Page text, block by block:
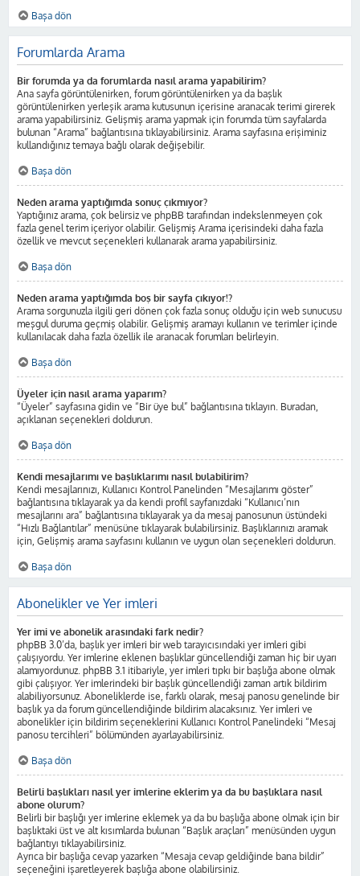
Başa dön
Forumlarda Arama
Bir forumda ya da forumlarda nasıl arama yapabilirim?
Ana sayfa görüntülenirken, forum görüntülenirken ya da başlık
görüntülenirken yerleşik arama kutusunun içerisine aranacak terimi girerek
arama yapabilirsiniz. Gelişmiş arama yapmak için forumda tüm sayfalarda
bulunan “Arama” bağlantısına tıklayabilirsiniz. Arama sayfasına erişiminiz
kullandığınız temaya bağlı olarak değişebilir.
Başa dön
Neden arama yaptığımda sonuç çıkmıyor?
Yaptığınız arama, çok belirsiz ve phpBB tarafından indekslenmeyen çok
fazla genel terim içeriyor olabilir. Gelişmiş Arama içerisindeki daha fazla
özellik ve mevcut seçenekleri kullanarak arama yapabilirsiniz.
Başa dön
Neden arama yaptığımda boş bir sayfa çıkıyor!?
Arama sorgunuzla ilgili geri dönen çok fazla sonuç olduğu için web sunucusu
meşgul duruma geçmiş olabilir. Gelişmiş aramayı kullanın ve terimler içinde
kullanılacak daha fazla özellik ile aranacak forumları belirleyin.
Başa dön
Üyeler için nasıl arama yaparım?
“Üyeler” sayfasına gidin ve “Bir üye bul” bağlantısına tıklayın. Buradan,
açıklanan seçenekleri doldurun.
Başa dön
Kendi mesajlarımı ve başlıklarımı nasıl bulabilirim?
Kendi mesajlarınızı, Kullanıcı Kontrol Panelinden “Mesajlarımı göster”
bağlantısına tıklayarak ya da kendi profil sayfanızdaki “Kullanıcı’nın
mesajlarını ara” bağlantısına tıklayarak ya da mesaj panosunun üstündeki
“Hızlı Bağlantılar” menüsüne tıklayarak bulabilirsiniz. Başlıklarınızı aramak
için, Gelişmiş arama sayfasını kullanın ve uygun olan seçenekleri doldurun.
Başa dön
Abonelikler ve Yer imleri
Yer imi ve abonelik arasındaki fark nedir?
phpBB 3.0’da, başlık yer imleri bir web tarayıcısındaki yer imleri gibi
çalışıyordu. Yer imlerine eklenen başlıklar güncellendiği zaman hiç bir uyarı
alamıyordunuz. phpBB 3.1 itibariyle, yer imleri tıpkı bir başlığa abone olmak
gibi çalışıyor. Yer imlerindeki bir başlık güncellendiği zaman artık bildirim
alabiliyorsunuz. Aboneliklerde ise, farklı olarak, mesaj panosu genelinde bir
başlık ya da forum güncellendiğinde bildirim alacaksınız. Yer imleri ve
abonelikler için bildirim seçeneklerini Kullanıcı Kontrol Panelindeki “Mesaj
panosu tercihleri” bölümünden ayarlayabilirsiniz.
Başa dön
Belirli başlıkları nasıl yer imlerine eklerim ya da bu başlıklara nasıl
abone olurum?
Belirli bir başlığı yer imlerine eklemek ya da bu başlığa abone olmak için bir
başlıktaki üst ve alt kısımlarda bulunan “Başlık araçları” menüsünden uygun
bağlantıyı tıklayabilirsiniz.
Ayrıca bir başlığa cevap yazarken “Mesaja cevap geldiğinde bana bildir”
seçeneğini işaretleyerek başlığa abone olabilirsiniz.